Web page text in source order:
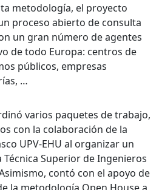
metodología, el proyecto
proceso abierto de consulta
un gran número de agentes
de todo Europa: centros de
públicos, empresas
…
varios paquetes de trabajo,
con la colaboración de la
UPV-EHU al organizar un
Técnica Superior de Ingenieros
contó con el apoyo de
la metodología Open House a